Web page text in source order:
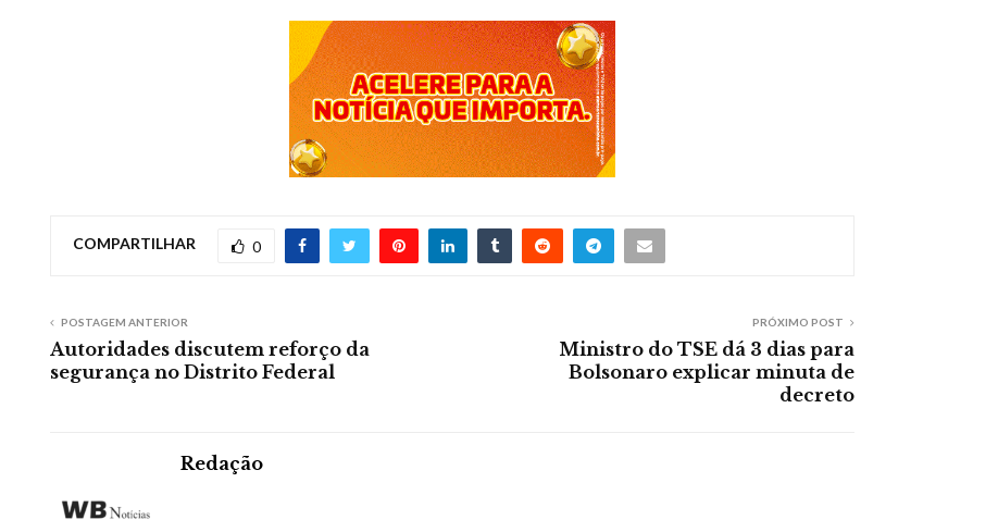
COMPARTILHAR 0
POSTAGEM ANTERIOR
Autoridades discutem reforço da
segurança no Distrito Federal
PRÓXIMO POST
Ministro do TSE dá 3 dias para
Bolsonaro explicar minuta de
decreto
Redação